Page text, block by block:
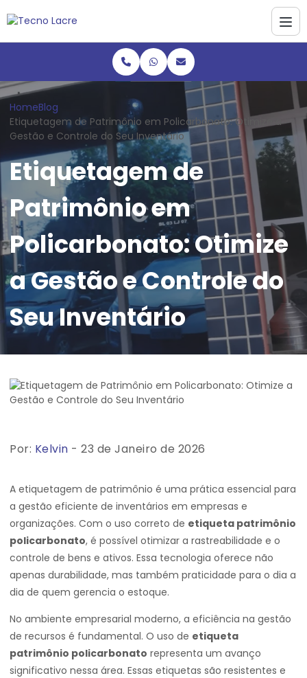
HomeBlog
Etiquetagem de Patrimônio em Policarbonato: Otimize a
Gestão e Controle do Seu Inventário
Etiquetagem de
Patrimônio em
Policarbonato: Otimize
a Gestão e Controle do
Seu Inventário
Por: Kelvin - 23 de Janeiro de 2026
A etiquetagem de patrimônio é uma prática essencial para
a gestão eficiente de inventários em empresas e
organizações. Com o uso correto de etiqueta patrimônio
policarbonato, é possível otimizar a rastreabilidade e o
controle de bens e ativos. Essa tecnologia oferece não
apenas durabilidade, mas também praticidade para o dia a
dia de quem gerencia o estoque.
No ambiente empresarial moderno, a eficiência na gestão
de recursos é fundamental. O uso de etiqueta
patrimônio policarbonato representa um avanço
significativo nessa área. Essas etiquetas são resistentes e